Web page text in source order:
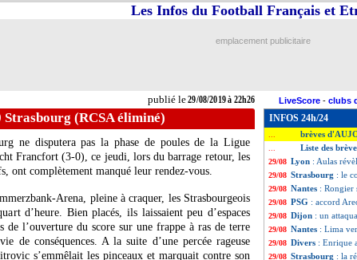
publié le29/08/2019 à 22h26
Les Infos du Football Français et
emplacement publicitaire
LiveScore - clubs
(RCSA éliminé)
ne disputera pas la phase de poules de la Ligue
Francfort (3-0), ce jeudi, lors du barrage retour, les
ont complètement manqué leur rendez-vous.
Arena, pleine à craquer, les Strasbourgeois
d’heure. Bien placés, ils laissaient peu d’espaces
de l’ouverture du score sur une frappe à ras de terre
de conséquences. A la suite d’une percée rageuse
s’emmêlait les pinceaux et marquait contre son
INFOS 24h/24
brèves
Liste des
29/08 Lyon : Aulas
29/08 Strasbourg : le
29/08 Nantes : Rongier
29/08 PSG : accord
29/08 Dijon : un
29/08 Nantes : Lima
29/08 Divers : Enrique
29/08 Strasbourg : la